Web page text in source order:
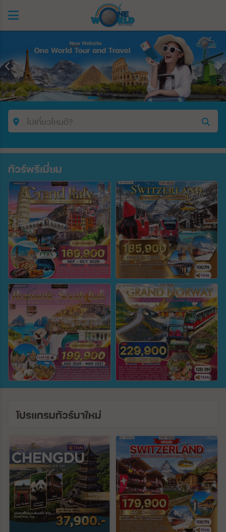
ทัวร์พรีเมี่ยม
ไปเที่ยวไหนดี?
คำค้นหา/รหัสทัวร์
ประเทศ
ตั้งแต่วันที่
ถึงวันที่
ค้นหา
โปรแกรมทัวร์มาใหม่